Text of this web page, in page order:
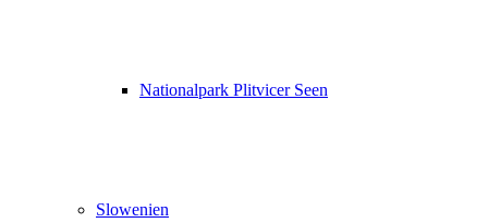
Nationalpark Plitvicer Seen
Slowenien